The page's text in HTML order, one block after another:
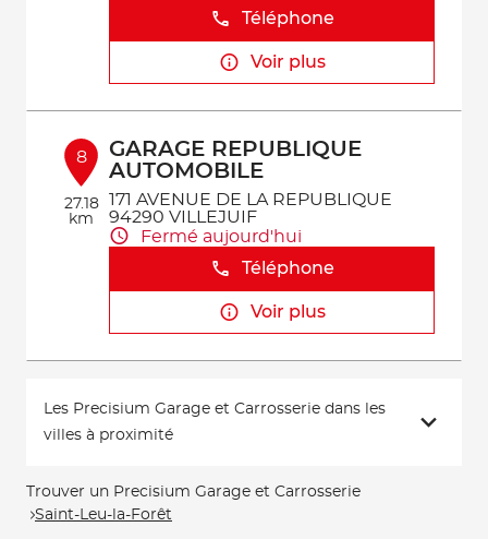
Téléphone
Voir plus
8
27.18
km
GARAGE REPUBLIQUE
AUTOMOBILE
171 AVENUE DE LA REPUBLIQUE
94290 VILLEJUIF
Fermé aujourd'hui
Téléphone
Voir plus
Les Precisium Garage et Carrosserie dans les
villes à proximité
Trouver un Precisium Garage et Carrosserie
Saint-Leu-la-Forêt